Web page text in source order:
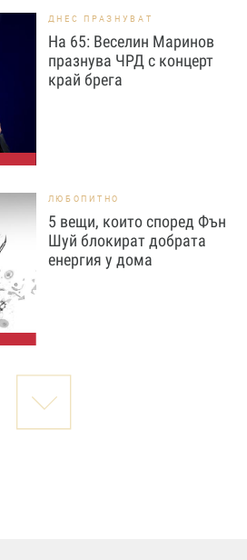
ДНЕС ПРАЗНУВАТ
На 65: Веселин Маринов
празнува ЧРД с концерт
край брега
ЛЮБОПИТНО
5 вещи, които според Фън
Шуй блокират добрата
енергия у дома